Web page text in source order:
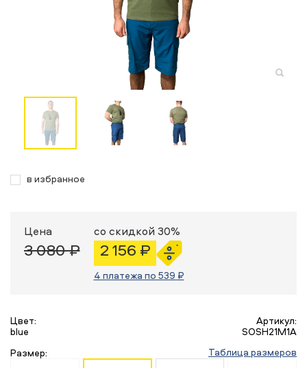
в избранное
Цена
3 080 ₽
со скидкой 30%
2 156 ₽
4 платежа по 539 ₽
Цвет:
blue
Артикул:
SOSH21M1A
Размер:
Таблица размеров